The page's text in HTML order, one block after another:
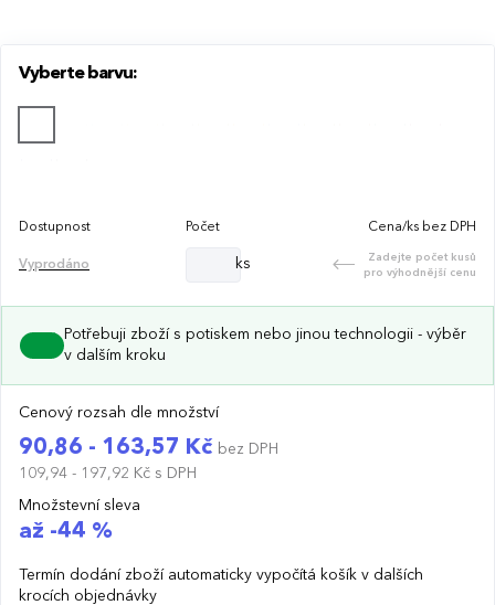
Vyberte barvu:
Dostupnost Počet Cena/ks bez DPH
Vyprodáno ks
Zadejte počet kusů
pro výhodnější cenu
Potřebuji zboží s potiskem nebo jinou technologii - výběr
v dalším kroku
Cenový rozsah dle množství
90,86 - 163,57 Kč bez DPH
109,94 - 197,92 Kč s DPH
Množstevní sleva
až -44 %
Termín dodání zboží automaticky vypočítá košík v dalších
krocích objednávky